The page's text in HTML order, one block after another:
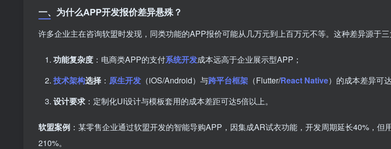
一、为什么APP开发报价差异悬殊？
许多企业主在咨询软盟时发现，同类功能的APP报价可能从几万元到上百万元不等。这种差异源于三
功能复杂度 ：电商类APP的支付系统开发成本远高于企业展示型APP；
技术架构选择 ： 原生开发 （iOS/Android）与跨平台框架 （Flutter/React Native）的成本差异可
设计要求 ：定制化UI设计与模板套用的成本差距可达5倍以上。
软盟案例 ：某零售企业通过软盟开发的智能导购APP，因集成AR试衣功能，开发周期延长40%，但
210%。